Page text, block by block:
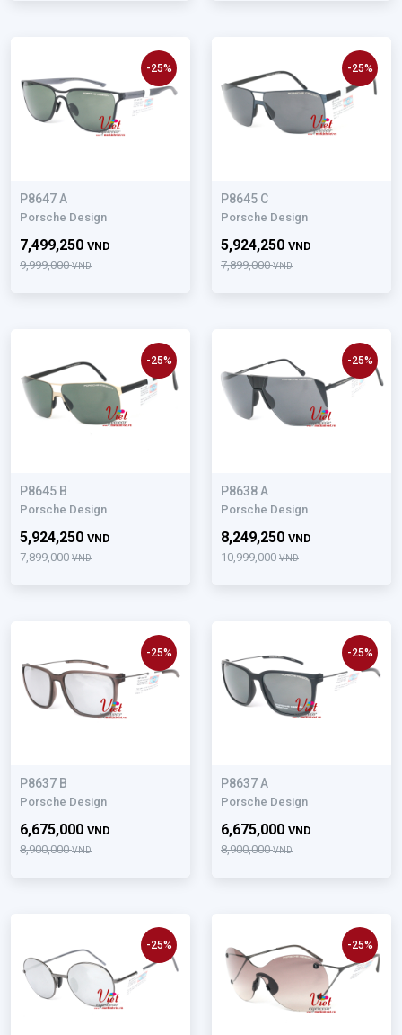
P8647 A
Porsche Design
9,999,000VND
7,499,250 VND
-25%
P8645 C
Porsche Design
7,899,000VND
5,924,250 VND
-25%
P8645 B
Porsche Design
7,899,000VND
5,924,250 VND
-25%
P8638 A
Porsche Design
10,999,000VND
8,249,250 VND
-25%
P8637 B
Porsche Design
8,900,000VND
6,675,000 VND
-25%
P8637 A
Porsche Design
8,900,000VND
6,675,000 VND
-25%
-25% -25%